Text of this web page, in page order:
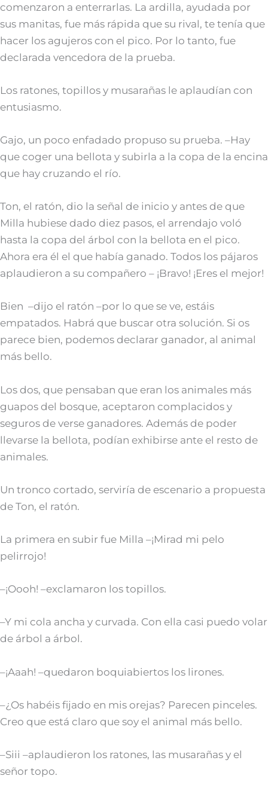
comenzaron a enterrarlas. La ardilla, ayudada por
sus manitas, fue más rápida que su rival, te tenía que
hacer los agujeros con el pico. Por lo tanto, fue
declarada vencedora de la prueba.
Los ratones, topillos y musarañas le aplaudían con
entusiasmo.
Gajo, un poco enfadado propuso su prueba. –Hay
que coger una bellota y subirla a la copa de la encina
que hay cruzando el río.
Ton, el ratón, dio la señal de inicio y antes de que
Milla hubiese dado diez pasos, el arrendajo voló
hasta la copa del árbol con la bellota en el pico.
Ahora era él el que había ganado. Todos los pájaros
aplaudieron a su compañero – ¡Bravo! ¡Eres el mejor!
Bien –dijo el ratón –por lo que se ve, estáis
empatados. Habrá que buscar otra solución. Si os
parece bien, podemos declarar ganador, al animal
más bello.
Los dos, que pensaban que eran los animales más
guapos del bosque, aceptaron complacidos y
seguros de verse ganadores. Además de poder
llevarse la bellota, podían exhibirse ante el resto de
animales.
Un tronco cortado, serviría de escenario a propuesta
de Ton, el ratón.
La primera en subir fue Milla –¡Mirad mi pelo
pelirrojo!
–¡Oooh! –exclamaron los topillos.
–Y mi cola ancha y curvada. Con ella casi puedo volar
de árbol a árbol.
–¡Aaah! –quedaron boquiabiertos los lirones.
–¿Os habéis fijado en mis orejas? Parecen pinceles.
Creo que está claro que soy el animal más bello.
–Siii –aplaudieron los ratones, las musarañas y el
señor topo.